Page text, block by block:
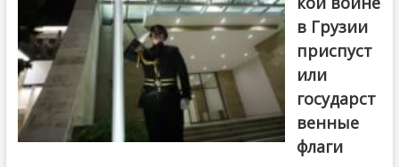
в Грузии
приспуст
или
государст
венные
флаги